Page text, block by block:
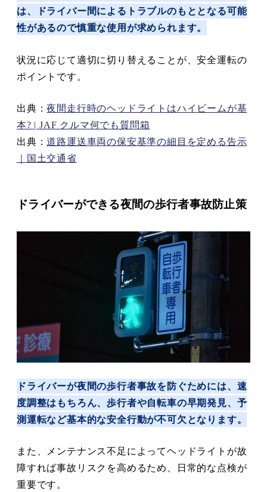
は、ドライバー間によるトラブルのもととなる可能
性があるので慎重な使用が求められます。
状況に応じて適切に切り替えることが、安全運転の
ポイントです。
出典：夜間走行時のヘッドライトはハイビームが基
本? | JAF クルマ何でも質問箱
出典：道路運送車両の保安基準の細目を定める告示
｜国土交通省
ドライバーができる夜間の歩行者事故防止策
ドライバーが夜間の歩行者事故を防ぐためには、速
度調整はもちろん、歩行者や自転車の早期発見、予
測運転など基本的な安全行動が不可欠となります。
また、メンテナンス不足によってヘッドライトが故
障すれば事故リスクを高めるため、日常的な点検が
重要です。